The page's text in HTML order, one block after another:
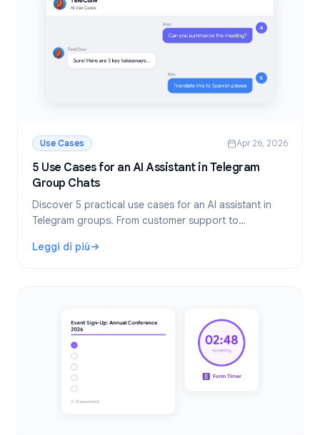
Use Cases Apr 26, 2026
5 Use Cases for an AI Assistant in Telegram
Group Chats
Discover 5 practical use cases for an AI assistant in
Telegram groups. From customer support to
and improve group quality.
Leggi di più
: 5 Use Cases for an AI Assistant in Telegram Group Chats